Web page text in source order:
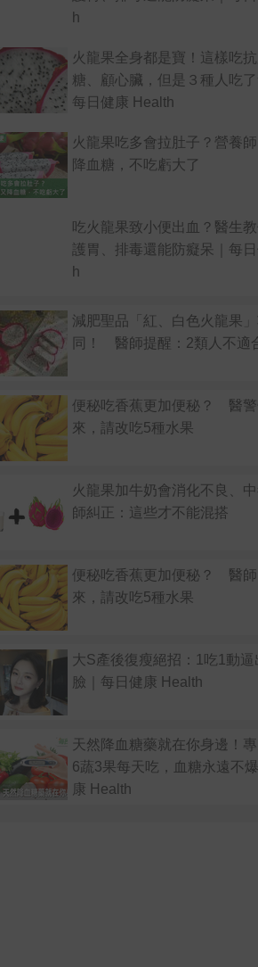
h
火龍果全身都是寶！這樣吃
糖、顧心臟，但是３種人吃
每日健康 Health
火龍果吃多會拉肚子？營養
降血糖，不吃虧大了
吃火龍果致小便出血？醫生
護胃、排毒還能防癡呆｜每
h
減肥聖品「紅、白色火龍果
同！ 醫師提醒：2類人不適
便秘吃香蕉更加便秘？ 醫
來，請改吃5種水果
火龍果加牛奶會消化不良、
師糾正：這些才不能混搭
便秘吃香蕉更加便秘？ 醫
來，請改吃5種水果
大S產後復瘦絕招：1吃1動
臉｜每日健康 Health
天然降血糖藥就在你身邊！
6蔬3果每天吃，血糖永遠不
康 Health